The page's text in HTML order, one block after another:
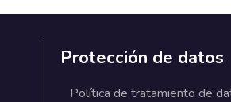
Protección de datos
Política de tratamiento de